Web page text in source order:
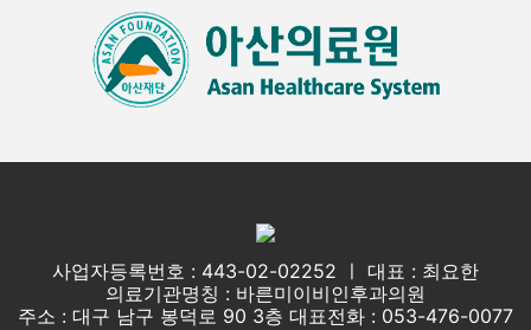
사업자등록번호 : 443-02-02252 ㅣ 대표 : 최요한
의료기관명칭 : 바른미이비인후과의원
주소 : 대구 남구 봉덕로 90 3층 대표전화 : 053-476-0077